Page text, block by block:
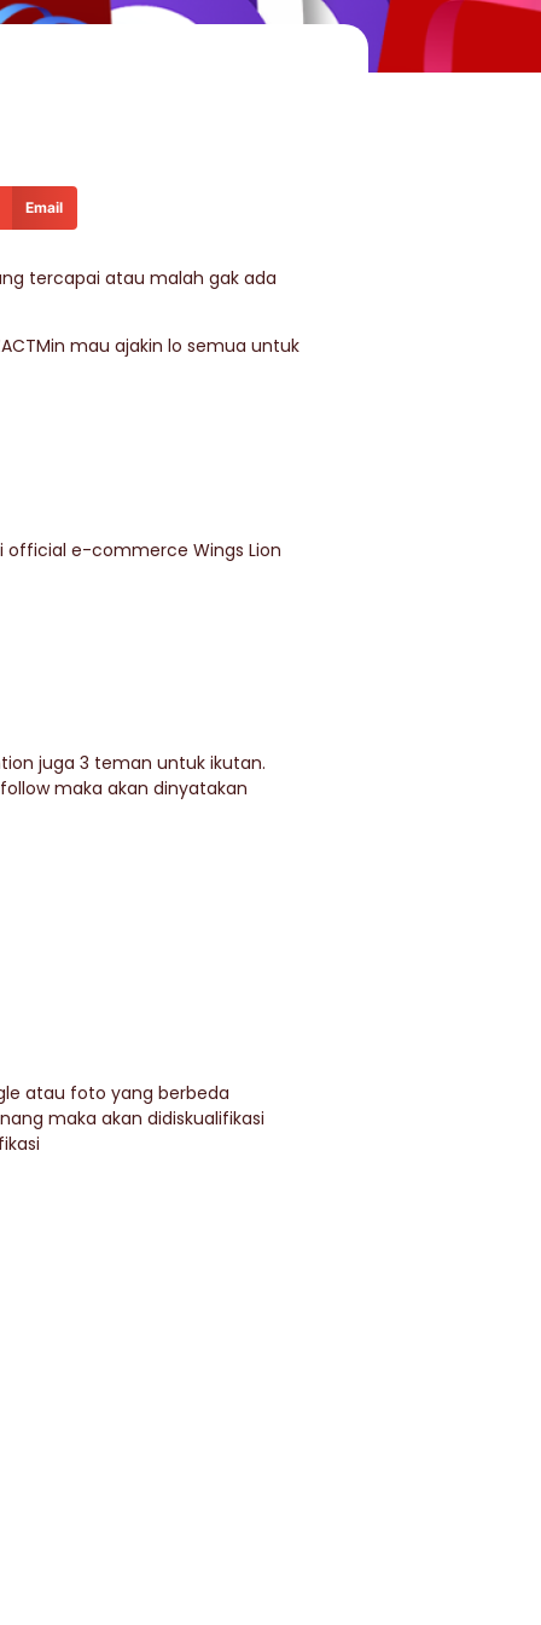
Email
tercapai atau malah gak ada
mau ajakin lo semua untuk
official e-commerce Wings Lion
juga 3 teman untuk ikutan.
maka akan dinyatakan
atau foto yang berbeda
maka akan didiskualifikasi